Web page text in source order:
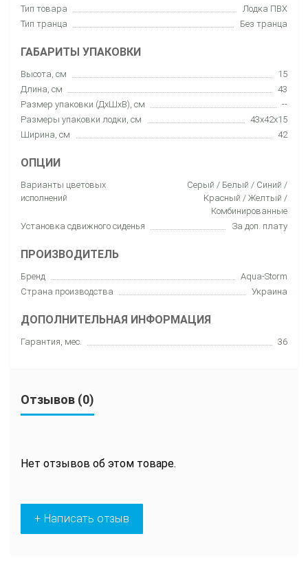
Тип товара
Лодка ПВХ
Тип транца
Без транца
ГАБАРИТЫ УПАКОВКИ
Высота, см
15
Длина, см
43
Размер упаковки (ДхШхВ), см
--
Размеры упаковки лодки, см
43x42x15
Ширина, см
42
ОПЦИИ
Варианты цветовых
исполнений
Серый / Белый / Синий /
Красный / Желтый /
Комбинированные
Установка сдвижного сиденья
За доп. плату
ПРОИЗВОДИТЕЛЬ
Бренд
Aqua-Storm
Страна производства
Украина
ДОПОЛНИТЕЛЬНАЯ ИНФОРМАЦИЯ
Гарантия, мес. 36
Отзывов (0)
Нет отзывов об этом товаре.
+ Написать отзыв